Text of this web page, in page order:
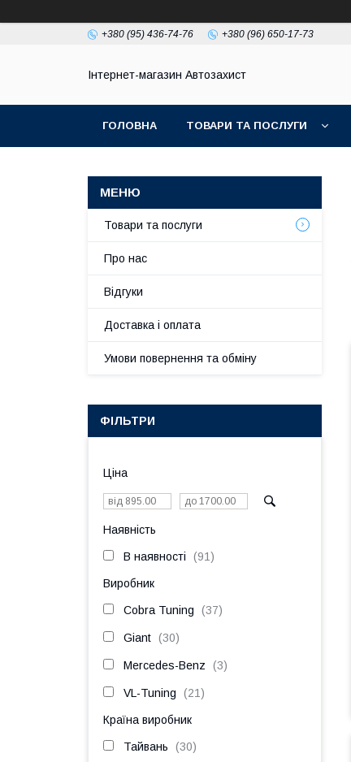
+380 (95) 436-74-76 +380 (96) 650-17-73
Інтернет-магазин Автозахист
ГОЛОВНА ТОВАРИ ТА ПОСЛУГИ
Товари та послуги
Про нас
Відгуки
Доставка і оплата
Умови повернення та обміну
ФІЛЬТРИ
Ціна
Наявність
В наявності 91
Виробник
Cobra Tuning 37
Giant 30
Mercedes-Benz 3
VL-Tuning 21
Країна виробник
Тайвань 30